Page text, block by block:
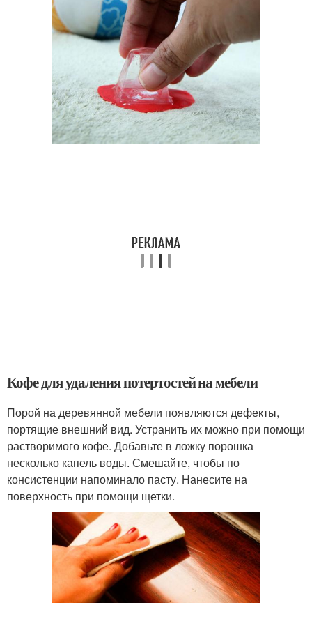
Кофе для удаления потертостей на мебели
Порой на деревянной мебели появляются дефекты,
портящие внешний вид. Устранить их можно при помощи
растворимого кофе. Добавьте в ложку порошка
несколько капель воды. Смешайте, чтобы по
консистенции напоминало пасту. Нанесите на
поверхность при помощи щетки.